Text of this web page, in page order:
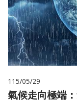
115/05/29
氣候走向極端